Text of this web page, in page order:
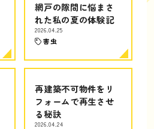
網戸の隙間に悩まさ
れた私の夏の体験記
2026.04.25
害虫
再建築不可物件をリ
フォームで再生させ
る秘訣
2026.04.24